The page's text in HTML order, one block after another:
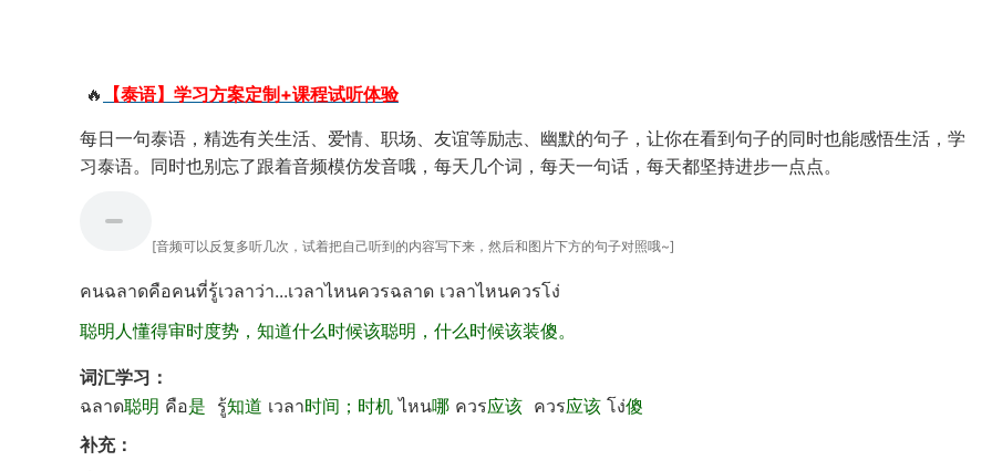
🔥
【泰语】学习方案定制+课程试听体验
每日一句泰语，精选有关生活、爱情、职场、友谊等励志、幽默的句子，让你在看到句子的同时也能感悟生活，学
习泰语。同时也别忘了跟着音频模仿发音哦，每天几个词，每天一句话，每天都坚持进步一点点。
[音频可以反复多听几次，试着把自己听到的内容写下来，然后和图片下方的句子对照哦~]
คนฉลาดคือคนที่รู้เวลาว่า...เวลาไหนควรฉลาด เวลาไหนควรโง่
聪明人懂得审时度势，知道什么时候该聪明，什么时候该装傻。
词汇学习：
ฉลาด聪明 คือ是 รู้知道 เวลา时间；时机ไหน哪 ควร应该 ควร应该 โง่傻
补充：